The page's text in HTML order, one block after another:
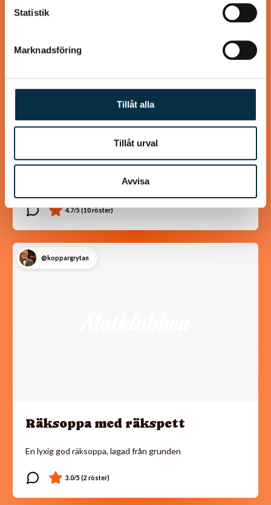
Statistik
Marknadsföring
Tillåt alla
Tillåt urval
Avvisa
Gulaschsoppa Melchersson
@koppargrytan
Räksoppa med räkspett
En lyxig god räksoppa, lagad från grunden